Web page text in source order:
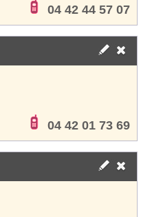
04 42 44 57 07
04 42 01 73 69